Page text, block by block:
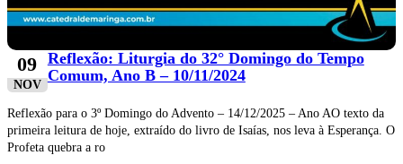
09
NOV
Reflexão: Liturgia do 32° Domingo do Tempo
Comum, Ano B – 10/11/2024
Reflexão para o 3º Domingo do Advento – 14/12/2025 – Ano AO texto da
primeira leitura de hoje, extraído do livro de Isaías, nos leva à Esperança. O
Profeta quebra a ro